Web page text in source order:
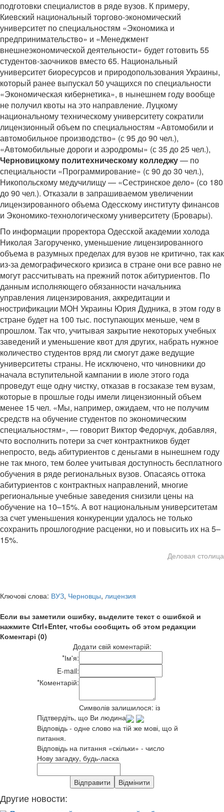
подготовки специалистов в ряде вузов. К примеру,
Киевский национальный торгово-экономический
университет по специальностям «Экономика и
предпринимательство» и «Менеджмент
внешнеэкономической деятельности» будет готовить 55
студентов-заочников вместо 65. Национальный
университет биоресурсов и природопользования Украины,
который ранее выпускал 50 учащихся по специальности
«Экономическая кибернетика», в нынешнем году вообще
не получил квоты на это направление. Луцкому
национальному техническому университету сократили
лицензионный объем по специальностям «Автомобили и
автомобильное производство» (с 95 до 90 чел.),
«Автомобильные дороги и аэродромы» (с 35 до 25 чел.),
Черновицкому политехническому колледжу— по
специальности «Программирование» (с 90 до 30 чел.),
Никопольскому медучилищу — «Сестринское дело» (со 180
до 90 чел.). Отказали в запрашиваемом увеличении
лицензированного объема Одесскому институту финансов
и Экономико-технологическому университету (Бровары).
По информации проректора Одесской академии холода
Николая Загорученко, уменьшение лицензированного
объема в разумных пределах для вузов не критично, так как
из-за демографического кризиса в стране они все равно не
могут рассчитывать на прежний поток абитуриентов. По
данным исполняющего обязанности начальника
управления лицензирования, аккредитации и
нострификации МОН Украины Юрия Дудника, в этом году в
стране будет на 100 тыс. поступающих меньше, чем в
прошлом. Так что, учитывая закрытие некоторых учебных
заведений и уменьшение квот для других, набрать нужное
количество студентов вряд ли смогут даже ведущие
университеты страны. Не исключено, что чиновники до
начала вступительной кампании в июле этого года
проведут еще одну чистку, отказав в госзаказе тем вузам,
которые в прошлые годы имели лицензионный объем
менее 15 чел. «Мы, например, ожидаем, что не получим
средств на обучение студентов по экономическим
специальностям», — говорит Виктор Федорчук, добавляя,
что восполнить потери за счет контрактников будет
непросто, ведь абитуриентов с деньгами в нынешнем году
не так много, тем более учитывая доступность бесплатного
обучения в ряде региональных вузов. Опасаясь оттока
абитуриентов с контрактных направлений, многие
региональные учебные заведения снизили цены на
обучение на 10–15%. А вот национальным университетам
за счет уменьшения конкуренции удалось не только
сохранить прошлогодние расценки, но и повысить их на 5–
15%.
Деловая столица
Ключові слова: ВУЗ, Черновцы, лицензия
Если вы заметили ошибку, выделите текст с ошибкой и
нажмите Ctrl+Enter, чтобы сообщить об этом редакции
Коментарі (0)
Додати свій коментарій:
*Ім'я:
E-mail:
*Коментарій:
Символів залишилося: із
Підтвердіть, що Ви людина
Відповідь - одне слово на тій же мові, що й
питання.
Відповідь на питання «скільки» - число
Нову загадку, будь-ласка
Другие новости: